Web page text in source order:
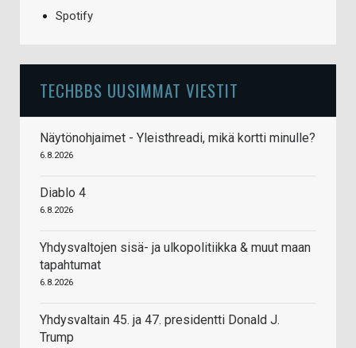
Spotify
TECHBBS UUSIMMAT VIESTIT
Näytönohjaimet - Yleisthreadi, mikä kortti minulle?
6.8.2026
Diablo 4
6.8.2026
Yhdysvaltojen sisä- ja ulkopolitiikka & muut maan
tapahtumat
6.8.2026
Yhdysvaltain 45. ja 47. presidentti Donald J.
Trump